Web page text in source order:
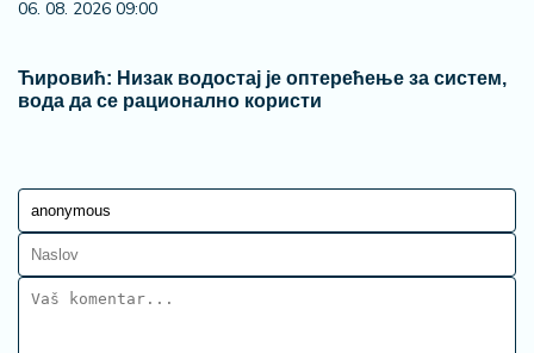
06. 08. 2026 09:00
Ћировић: Низак водостај је оптерећење за систем,
вода да се рационално користи